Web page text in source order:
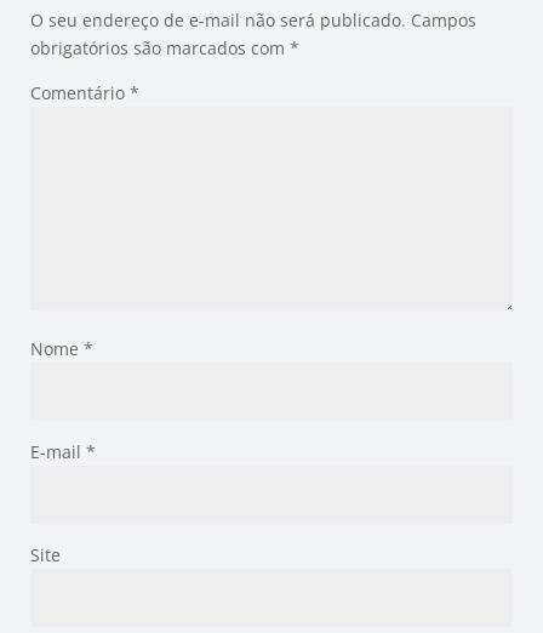
O seu endereço de e-mail não será publicado. Campos
obrigatórios são marcados com *
Comentário *
Nome *
E-mail *
Site